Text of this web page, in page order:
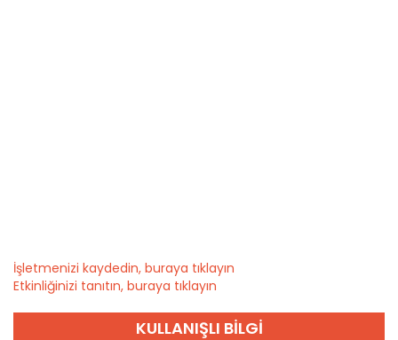
İşletmenizi kaydedin, buraya tıklayın
Etkinliğinizi tanıtın, buraya tıklayın
KULLANIŞLI BILGI